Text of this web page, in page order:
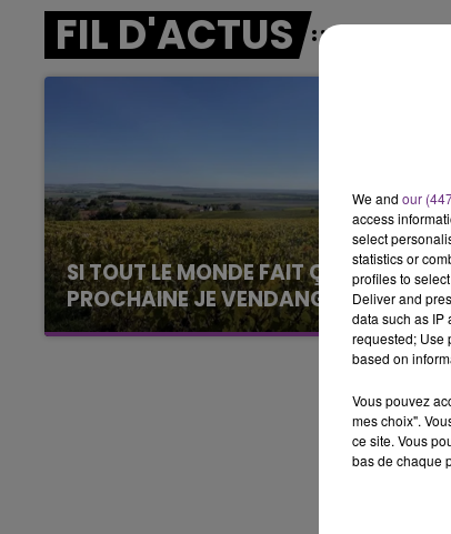
5h00 - 6h00
LE BEST OF DE LA FAMILLE
CHAMPAGNE FM
FIL D'ACTUS
SI TOUT LE MONDE FAIT ÇA, MOI
PROCHAINE JE VENDANGE EN...
La vendange en Champagne a débuté ce
6 août dans la commune de Montgueux
We and our
access
select
statistics or
profiles to
Deliver and
data such as IP
requested; Use
based on
Vous pouvez
mes choix".
ce site. Vous
bas de chaque